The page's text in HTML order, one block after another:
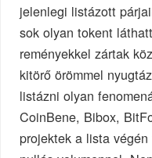
jelenlegi listázott
sok olyan tokent
reményekkel zártak
kitörő örömmel
listázni olyan
CoinBene, Bibox,
projektek a lista